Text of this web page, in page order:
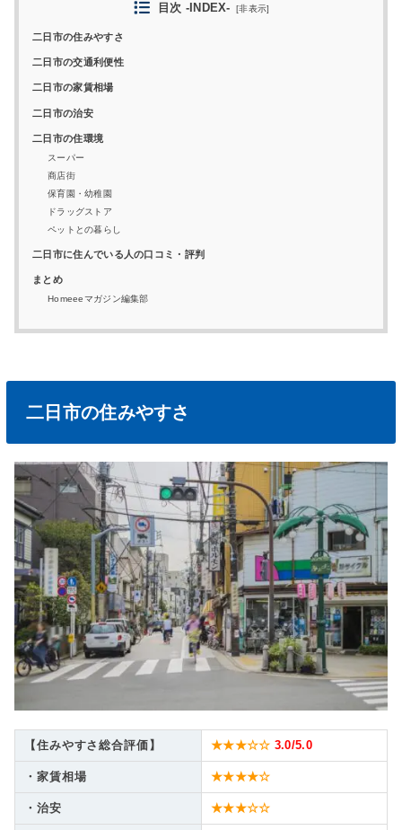
目次 -INDEX- [非表示]
二日市の住みやすさ
二日市の交通利便性
二日市の家賃相場
二日市の治安
二日市の住環境
スーパー
商店街
保育園・幼稚園
ドラッグストア
ペットとの暮らし
二日市に住んでいる人の口コミ・評判
まとめ
Homeeeマガジン編集部
二日市の住みやすさ
【住みやすさ総合評価】 ★★★☆☆ 3.0/5.0
・家賃相場 ★★★★☆
・治安 ★★★☆☆